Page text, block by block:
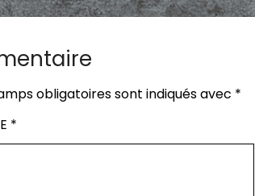
obligatoires sont indiqués avec *
*